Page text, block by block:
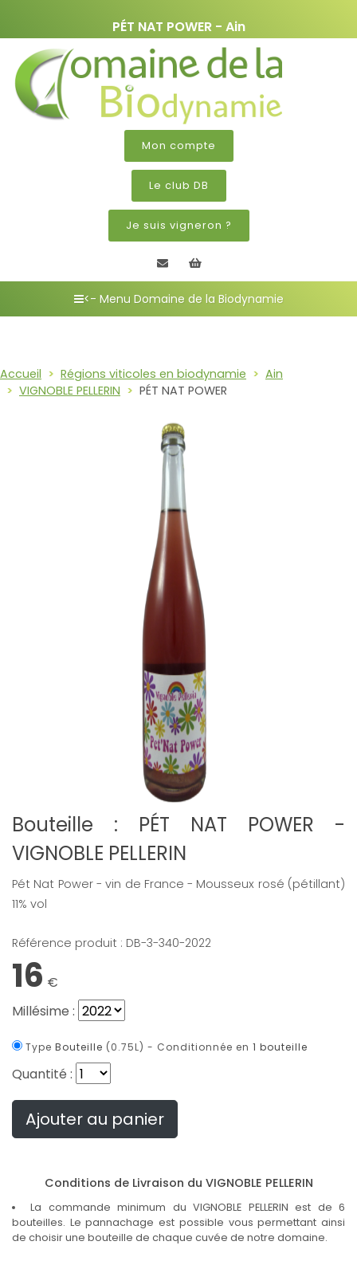
PÉT NAT POWER - Ain
Mon compte
Le club DB
Je suis vigneron ?
Contactez nous
<- Menu Domaine de la Biodynamie
Accueil Régions viticoles en biodynamie
Ain
VIGNOBLE PELLERIN
PÉT NAT POWER
Bouteille : PÉT NAT POWER -
VIGNOBLE PELLERIN
Pét Nat Power - vin de France - Mousseux rosé (pétillant)
11% vol
Référence produit : DB-3-340-2022
16 €
Millésime :
Type Bouteille (0.75L) - Conditionnée en 1 bouteille
Quantité :
Ajouter au panier
Conditions de Livraison du VIGNOBLE PELLERIN
La commande minimum du VIGNOBLE PELLERIN est de 6
bouteilles. Le pannachage est possible vous permettant ainsi
de choisir une bouteille de chaque cuvée de notre domaine.